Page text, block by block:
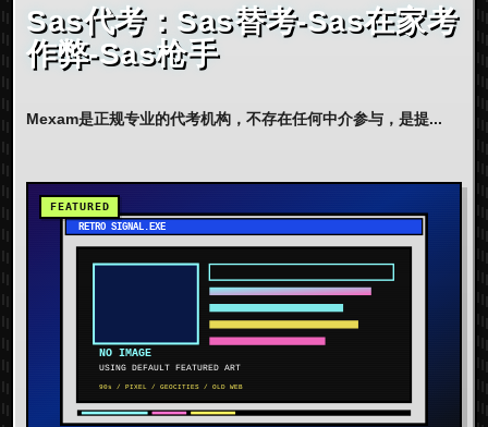
Sas代考：Sas替考-Sas在家考
作弊-Sas枪手
Mexam是正规专业的代考机构，不存在任何中介参与，是提...